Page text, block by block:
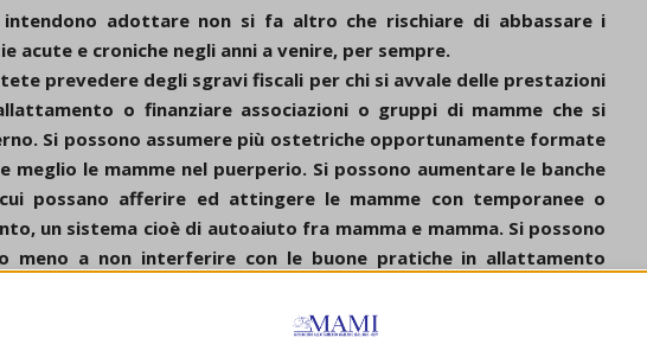
adottare non si fa altro che rischiare di abbassare i
acute e croniche negli anni a venire, per sempre.
prevedere degli sgravi fiscali per chi si avvale delle prestazioni
o finanziare associazioni o gruppi di mamme che si
Si possono assumere più ostetriche opportunamente formate
le mamme nel puerperio. Si possono aumentare le banche
possano afferire ed attingere le mamme con temporanee o
un sistema cioè di autoaiuto fra mamma e mamma. Si possono
meno a non interferire con le buone pratiche in allattamento
i tassi di allattamento dei propri assistiti. Si possono
secondo l’UNICEF/OMS ecc. ecc.
perdere allattamenti al seno o ne fa diminuire la durata. Ogni